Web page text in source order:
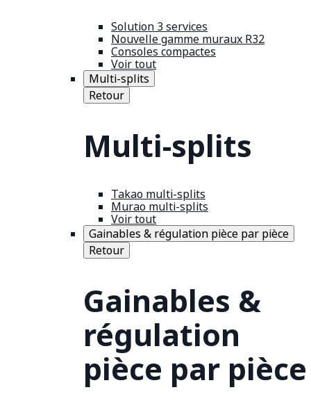
Solution 3 services
Nouvelle gamme muraux R32
Consoles compactes
Voir tout
Multi-splits
Retour
Multi-splits
Takao multi-splits
Murao multi-splits
Voir tout
Gainables & régulation pièce par pièce
Retour
Gainables &
régulation
pièce par pièce